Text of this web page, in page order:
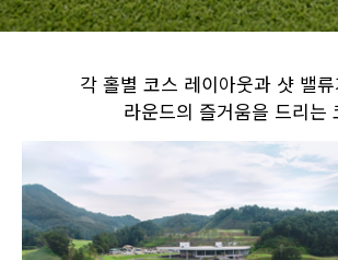
각 홀별 코스 레이아웃과 샷 밸
라운드의 즐거움을 드리는